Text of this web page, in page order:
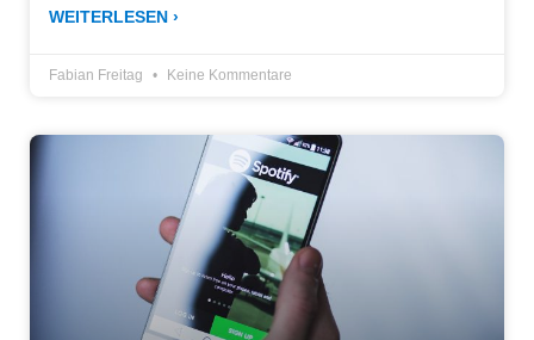
WEITERLESEN ›
Fabian Freitag Keine Kommentare